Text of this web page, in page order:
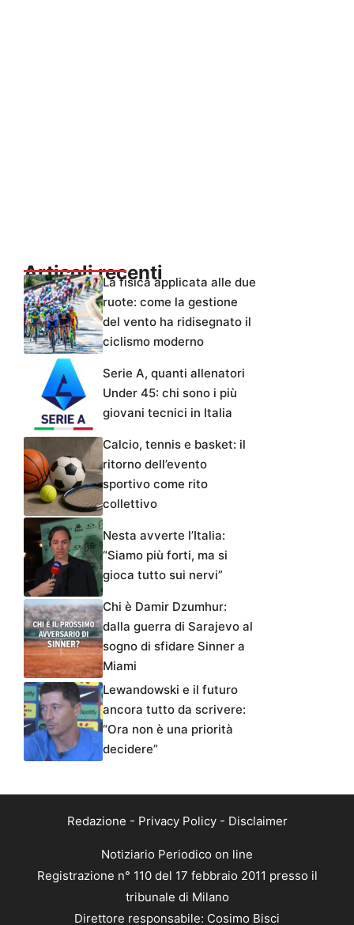
Articoli recentiLa fisica applicata alle due
ruote: come la gestione
del vento ha ridisegnato il
ciclismo moderno
Serie A, quanti allenatori
Under 45: chi sono i più
giovani tecnici in Italia
Calcio, tennis e basket: il
ritorno dell’evento
sportivo come rito
collettivo
Nesta avverte l’Italia:
“Siamo più forti, ma si
gioca tutto sui nervi”
Chi è Damir Dzumhur:
dalla guerra di Sarajevo al
sogno di sfidare Sinner a
Miami
Lewandowski e il futuro
ancora tutto da scrivere:
“Ora non è una priorità
decidere”
Redazione - Privacy Policy- Disclaimer
Notiziario Periodico on line
Registrazione n° 110 del 17 febbraio 2011 presso il
tribunale di Milano
Direttore responsabile: Cosimo Bisci